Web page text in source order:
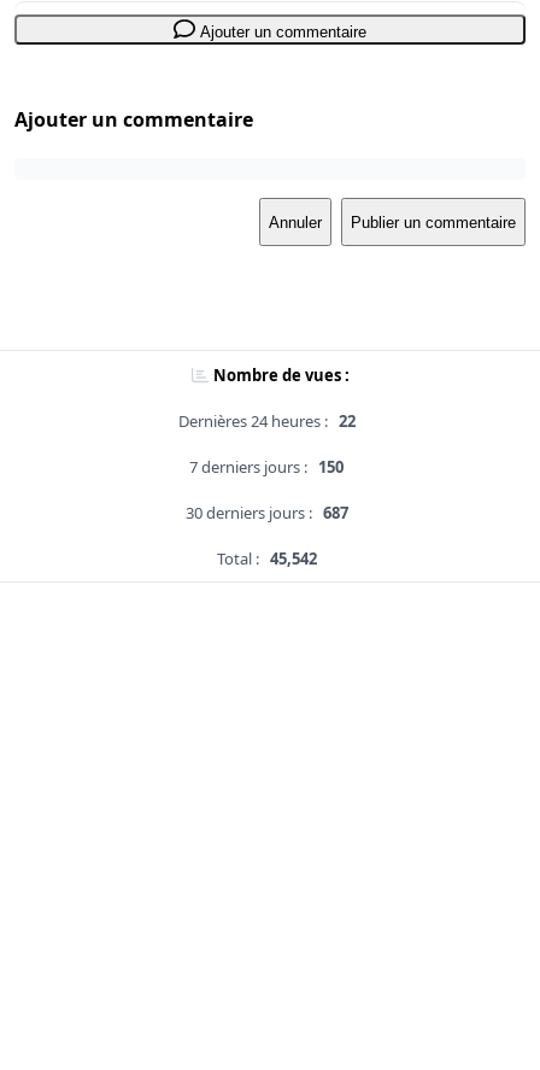
Ajouter un commentaire
Ajouter un commentaire
Annuler Publier un commentaire
Nombre de vues :
Dernières 24 heures : 22
7 derniers jours : 150
30 derniers jours : 687
Total : 45,542